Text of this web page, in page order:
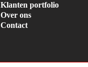
Klanten portfolio
Over ons
Contact